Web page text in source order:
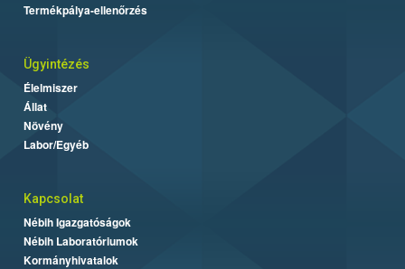
Termékpálya-ellenőrzés
Ügyintézés
Élelmiszer
Állat
Növény
Labor/Egyéb
Kapcsolat
Nébih Igazgatóságok
Nébih Laboratóriumok
Kormányhivatalok